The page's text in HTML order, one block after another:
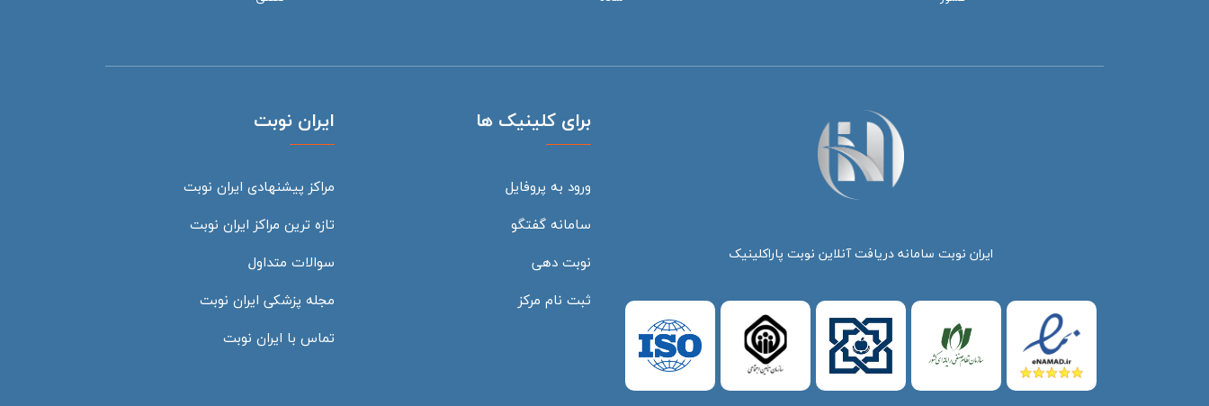
ایران نوبت سامانه دریافت آنلاین نوبت پاراکلینیک
برای کلینیک ها
ورود به پروفایل
سامانه گفتگو
نوبت دهی
ثبت نام مرکز
ایران نوبت
مراکز پیشنهادی ایران نوبت
تازه ترین مراکز ایران نوبت
سوالات متداول
مجله پزشکی ایران نوبت
تماس با ایران نوبت